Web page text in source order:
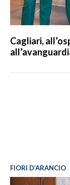
Cagliari,
FIORI D’ARANCIO